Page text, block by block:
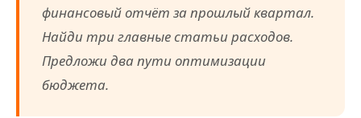
финансовый отчёт за прошлый квартал.
Найди три главные статьи расходов.
Предложи два пути оптимизации
бюджета.